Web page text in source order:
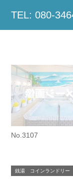
TEL: 080-
No.3107
銭湯 コインランドリー